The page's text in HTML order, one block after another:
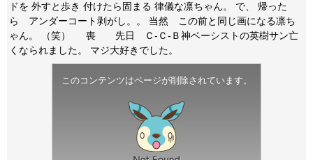
ドを 外すと歩き 付けたら固まる 律儀な凛ちゃん。 で、 帰った
ら アンダーコート剥がし。。 当然 この前と同じ画になる凛ち
ゃん。 （笑） 喪 先日 Ｃ-Ｃ-Ｂ神ベーシストの英樹サン亡
くなられました。 マジ大好きでした。
このコンテンツはページが削除されています。